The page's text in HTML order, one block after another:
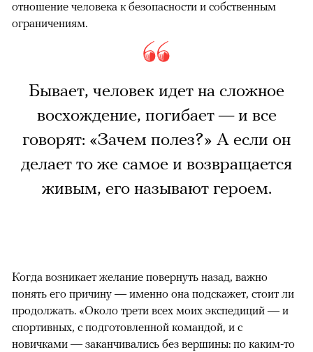
отношение человека к безопасности и собственным
ограничениям.
Бывает, человек идет на сложное
восхождение, погибает — и все
говорят: «Зачем полез?» А если он
делает то же самое и возвращается
живым, его называют героем.
Когда возникает желание повернуть назад, важно
понять его причину — именно она подскажет, стоит ли
продолжать. «Около трети всех моих экспедиций — и
спортивных, с подготовленной командой, и с
новичками — заканчивались без вершины: по каким-то